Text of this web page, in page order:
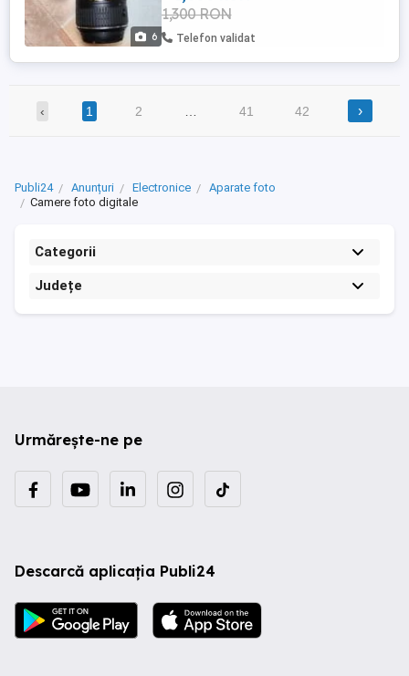
6
1,300 RON
Telefon validat
‹ 1 2 41 42 ›
Publi24 Anunțuri Electronice
Aparate foto
Camere foto digitale
Categorii
Județe
Urmărește-ne pe
Descarcă aplicația Publi24